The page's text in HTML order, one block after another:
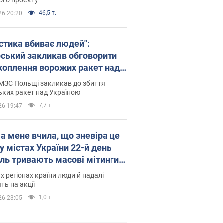
20:20 46,5 т.
вбиває людей":
закликав обговорити
ворожих ракет над
Польщі закликав до збиття
ракет над Україною
19:47 7,7 т.
мене вчила, що зневіра це
містах України 22-й день
тривають масові мітинги
Федорова. Фото і
регіонах країни люди й надалі
на акції
23:05 1,0 т.